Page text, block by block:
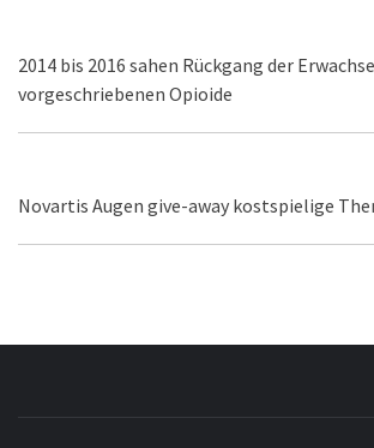
2014 bis 2016 sahen Rückgang der
vorgeschriebenen Opioide
Novartis Augen give-away kostspielige